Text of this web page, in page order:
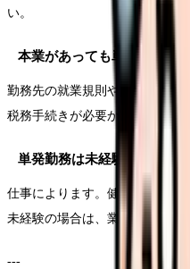
い。
本業があっても単発で働け
勤務先の就業規則や副業ルール
税務手続きが必要かも確認して
単発勤務は未経験でもできま
仕事によります。健診採血など
未経験の場合は、業務範囲とフ
---